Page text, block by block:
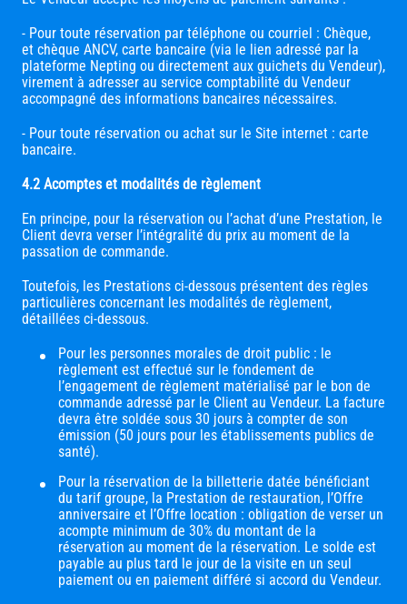
- Pour toute réservation par téléphone ou courriel : Chèque,
et chèque ANCV, carte bancaire (via le lien adressé par la
plateforme Nepting ou directement aux guichets du Vendeur),
virement à adresser au service comptabilité du Vendeur
accompagné des informations bancaires nécessaires.
- Pour toute réservation ou achat sur le Site internet : carte
bancaire.
4.2 Acomptes et modalités de règlement
En principe, pour la réservation ou l’achat d’une Prestation, le
Client devra verser l’intégralité du prix au moment de la
passation de commande.
Toutefois, les Prestations ci-dessous présentent des règles
particulières concernant les modalités de règlement,
détaillées ci-dessous.
Pour les personnes morales de droit public : le
règlement est effectué sur le fondement de
l’engagement de règlement matérialisé par le bon de
commande adressé par le Client au Vendeur. La facture
devra être soldée sous 30 jours à compter de son
émission (50 jours pour les établissements publics de
santé).
Pour la réservation de la billetterie datée bénéficiant
du tarif groupe, la Prestation de restauration, l’Offre
anniversaire et l’Offre location : obligation de verser un
acompte minimum de 30% du montant de la
réservation au moment de la réservation. Le solde est
payable au plus tard le jour de la visite en un seul
paiement ou en paiement différé si accord du Vendeur.